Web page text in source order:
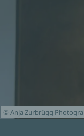
© Anja Zurbrügg